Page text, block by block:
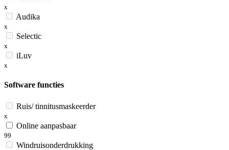
x
Audika
x
Selectic
x
iLuv
x
Software functies
Ruis/ tinnitusmaskeerder
x
Online aanpasbaar
99
Windruisonderdrukking